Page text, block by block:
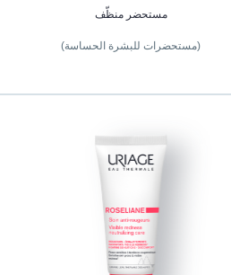
مستحضر منظّف
(مستحضرات للبشرة الحساسة)